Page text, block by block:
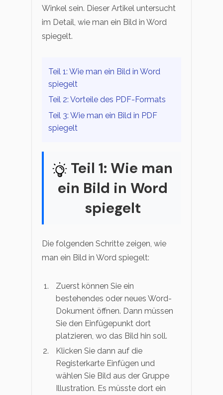
Winkel sein. Dieser Artikel untersucht
im Detail, wie man ein Bild in Word
spiegelt.
Teil 1: Wie man ein Bild in Word
spiegelt
Teil 2: Vorteile des PDF-Formats
Teil 3: Wie man ein Bild in PDF
spiegelt
Teil 1: Wie man
ein Bild in Word
spiegelt
Die folgenden Schritte zeigen, wie
man ein Bild in Word spiegelt:
Zuerst können Sie ein
bestehendes oder neues Word-
Dokument öffnen. Dann müssen
Sie den Einfügepunkt dort
platzieren, wo das Bild hin soll.
Klicken Sie dann auf die
Registerkarte Einfügen und
wählen Sie Bild aus der Gruppe
Illustration. Es müsste dort ein